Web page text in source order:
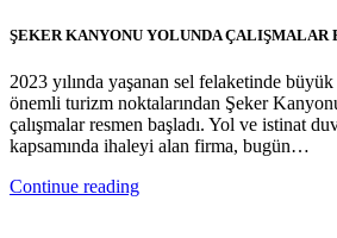
ŞEKER KANYONU YOLUNDA ÇALIŞMALAR
2023 yılında yaşanan sel felaketinde
önemli turizm noktalarından Şeker
çalışmalar resmen başladı. Yol ve istinat
kapsamında ihaleyi alan firma, bugün…
Continue reading